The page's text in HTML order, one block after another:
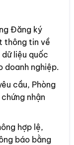
Đăng ký
thông tin về
liệu quốc
doanh nghiệp.
cầu, Phòng
nhận
hợp lệ,
báo bằng